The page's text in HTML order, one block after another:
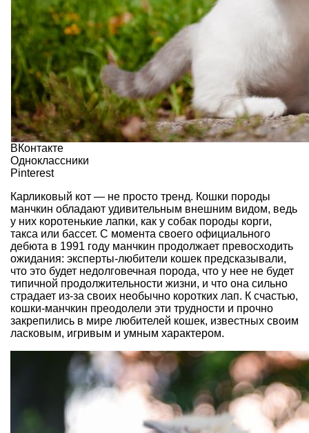
ВКонтакте
Одноклассники
Pinterest
Карликовый кот — не просто тренд. Кошки породы
манчкин обладают удивительным внешним видом, ведь
у них коротенькие лапки, как у собак породы корги,
такса или бассет. С момента своего официального
дебюта в 1991 году манчкин продолжает превосходить
ожидания: эксперты-любители кошек предсказывали,
что это будет недолговечная порода, что у нее не будет
типичной продолжительности жизни, и что она сильно
страдает из-за своих необычно коротких лап. К счастью,
кошки-манчкин преодолели эти трудности и прочно
закрепились в мире любителей кошек, известных своим
ласковым, игривым и умным характером.